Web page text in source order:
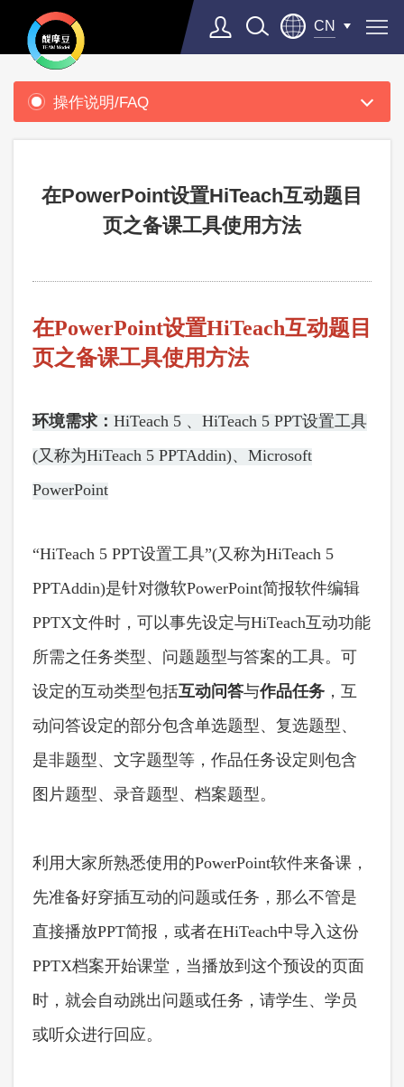
CN
支
操作说明/FAQ
在PowerPoint设置HiTeach互动题目
页之备课工具使用方法
在PowerPoint设置HiTeach互动题目
页之备课工具使用方法
环境需求： HiTeach 5 、HiTeach 5 PPT设置工具
(又称为HiTeach 5 PPTAddin)、Microsoft
PowerPoint
“HiTeach 5 PPT设置工具”(又称为HiTeach 5
PPTAddin)是针对微软PowerPoint简报软件编辑
PPTX文件时，可以事先设定与HiTeach互动功能
所需之任务类型、问题题型与答案的工具。可
设定的互动类型包括互动问答与作品任务，互
动问答设定的部分包含单选题型、复选题型、
是非题型、文字题型等，作品任务设定则包含
图片题型、录音题型、档案题型。
利用大家所熟悉使用的PowerPoint软件来备课，
先准备好穿插互动的问题或任务，那么不管是
直接播放PPT简报，或者在HiTeach中导入这份
PPTX档案开始课堂，当播放到这个预设的页面
时，就会自动跳出问题或任务，请学生、学员
或听众进行回应。